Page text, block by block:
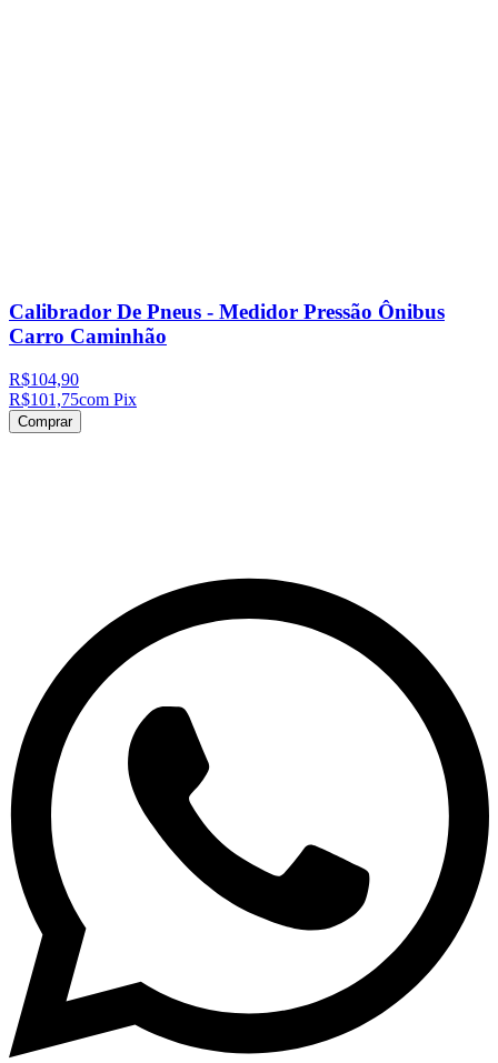
Calibrador De Pneus - Medidor Pressão Ônibus
Carro Caminhão
R$104,90
R$101,75com Pix
Comprar